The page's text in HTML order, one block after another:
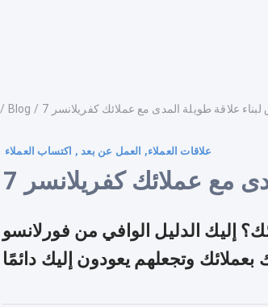
/ Blog / لبناء علاقة طويلة المدى مع عملائك كفريلانسر
علاقات العملاء, العمل عن بعد , اكتساب العملاء
مع عملائك كفريلانسر
إليك الدليل الوافي من فورلانسو
وتجعلهم يعودون إليك دائمًا